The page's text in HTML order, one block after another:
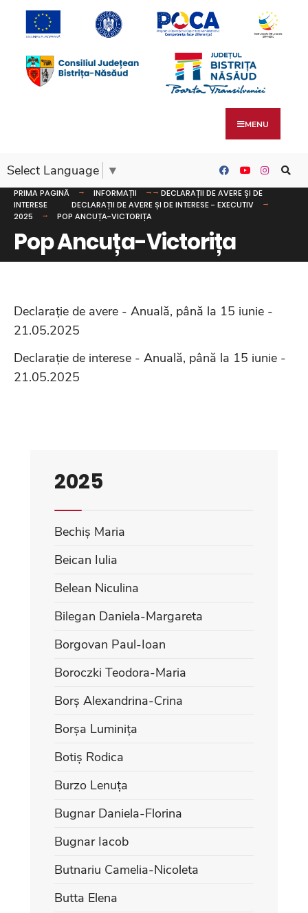
MENU
Select Language ▼
PRIMA PAGINĂ INFORMAȚII
DECLARAȚII DE AVERE ȘI DE
INTERESE
DECLARAȚII DE AVERE ȘI DE INTERESE - EXECUTIV
2025
POP ANCUȚA-VICTORIȚA
Pop Ancuța-Victorița
Declarație de avere - Anuală, până la 15 iunie -
21.05.2025
Declarație de interese - Anuală, până la 15 iunie -
21.05.2025
2025
Bechiș Maria
Beican Iulia
Belean Niculina
Bilegan Daniela-Margareta
Borgovan Paul-Ioan
Boroczki Teodora-Maria
Borș Alexandrina-Crina
Borșa Luminița
Botiș Rodica
Burzo Lenuța
Bugnar Daniela-Florina
Bugnar Iacob
Butnariu Camelia-Nicoleta
Butta Elena